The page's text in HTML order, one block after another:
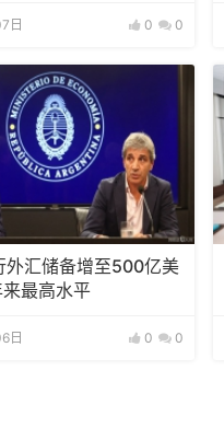
日 0 0
外汇储备增至500亿美
最高水平
日 0 0